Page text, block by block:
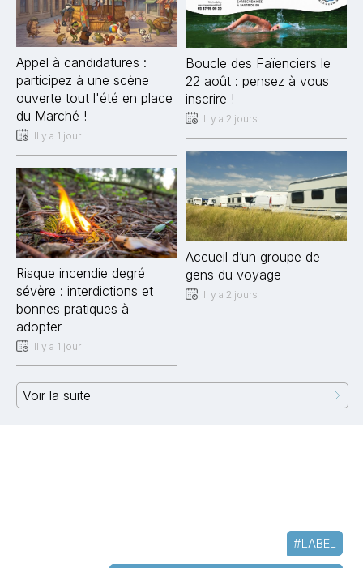
Appel à candidatures :
participez à une scène
ouverte tout l'été en place
du Marché !
Il y a 1 jour
Risque incendie degré
sévère : interdictions et
bonnes pratiques à
adopter
Il y a 1 jour
Boucle des Faïenciers le
22 août : pensez à vous
inscrire !
Il y a 2 jours
Accueil d’un groupe de
gens du voyage
Il y a 2 jours
Voir la suite
#LABEL